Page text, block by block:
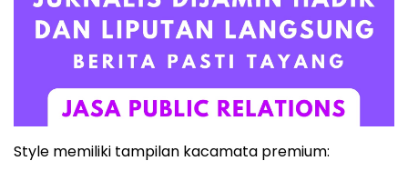
Style memiliki tampilan kacamata premium: